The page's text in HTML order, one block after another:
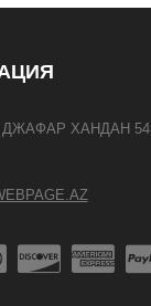
ДЖАФАР ХАНДАН 54